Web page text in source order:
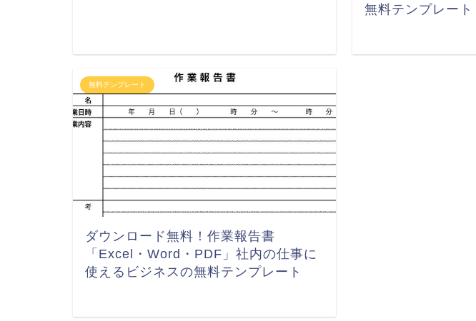
無料テンプレート
無料テンプレート
ダウンロード無料！作業報告書
「Excel・Word・PDF」社内の仕事に
使えるビジネスの無料テンプレート